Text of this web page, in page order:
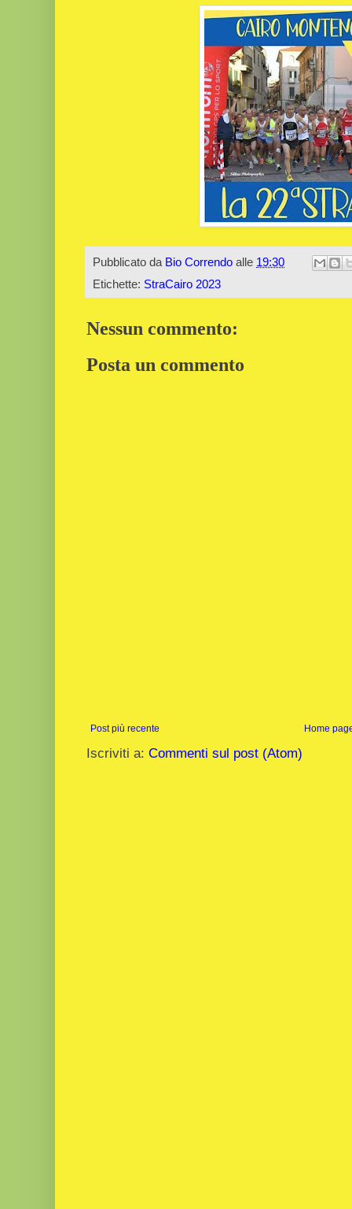
Pubblicato da Bio Correndo alle 19:30
Etichette: StraCairo 2023
Nessun commento:
Posta un commento
Post più recente Home
Iscriviti a: Commenti sul post (Atom)